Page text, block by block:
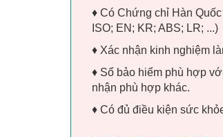
♦ Có Chứng chỉ Hàn
ISO; EN; KR; ABS; LR; ...)
♦ Xác nhận kinh nghiệm
♦ Sổ bảo hiểm phù hợp
nhận phù hợp khác.
♦ Có đủ điều kiện sức